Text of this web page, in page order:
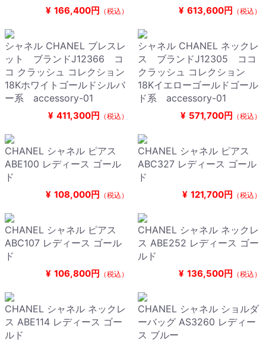
¥ 166,400円 （税込） ¥ 613,600円 （税込）
シャネル CHANEL ブレスレ
ット ブランドJ12366 コ
コ クラッシュ コレクション
18Kホワイトゴールドシルバ
ー系 accessory-01
¥ 411,300円 （税込）
シャネル CHANEL ネックレ
ス ブランドJ12305 ココ
クラッシュ コレクション
18Kイエローゴールドゴール
ド系 accessory-01
¥ 571,700円 （税込）
CHANEL シャネル ピアス
ABE100 レディース ゴール
ド
¥ 108,000円 （税込）
CHANEL シャネル ピアス
ABC327 レディース ゴール
ド
¥ 121,700円 （税込）
CHANEL シャネル ピアス
ABC107 レディース ゴール
ド
¥ 106,800円 （税込）
CHANEL シャネル ネックレ
ス ABE252 レディース ゴー
ルド
¥ 136,500円 （税込）
CHANEL シャネル ネックレ
ス ABE114 レディース ゴー
ルド
CHANEL シャネル ショルダ
ーバッグ AS3260 レディー
ス ブルー